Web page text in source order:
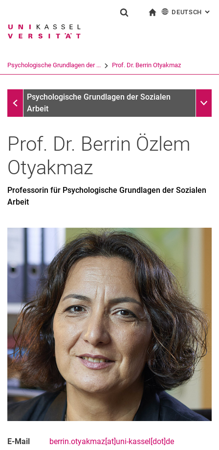
Springe direkt zu: Inhalt
Springe direkt zu: Suche
Springe direkt zu:
Suchbegriff
Suchen (öffnet externen Link in einem
DEUTSCH :
Psychologische Grundlagen der ... Prof. Dr. Berrin Otyakmaz
Psychologische Grundlagen der Sozialen Arbeit
Psychologische Grundlagen der Sozialen
Arbeit
Publikationen
Prof. Dr. Berrin Özlem
Otyakmaz
Professorin für Psychologische Grundlagen der Sozialen
Arbeit
E-Mail berrin.otyakmaz[at]uni-kassel[dot]de